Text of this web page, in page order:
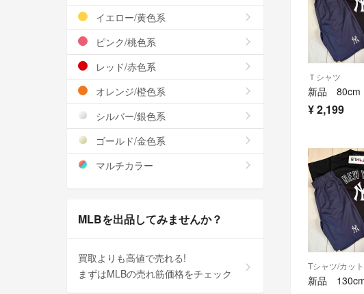
Ｔシャツ
¥2,199
Tシャツ/カッ
イエロー/黄色系
ピンク/桃色系
レッド/赤色系
オレンジ/橙色系
シルバー/銀色系
ゴールド/金色系
マルチカラー
MLBを出品してみませんか？
買取よりも高値で売れる!
まずはMLBの売れ筋価格をチェック